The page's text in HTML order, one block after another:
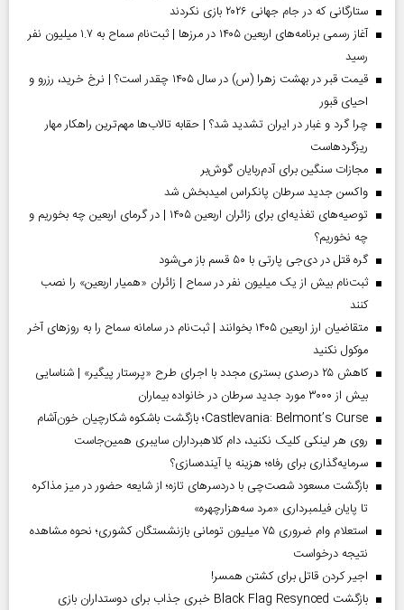
ستارگانی که در جام جهانی ۲۰۲۶ بازی نکردند
آغاز رسمی برنامه‌های اربعین ۱۴۰۵ در مرز‌ها | ثبت‌نام سماح به ۱.۷ میلیون نفر
رسید
قیمت قبر در بهشت زهرا (س) در سال ۱۴۰۵ چقدر است؟ | نرخ خرید، رزرو و
احیای قبور
چرا گرد و غبار در ایران تشدید شد؟ | حقابه تالاب‌ها مهم‌ترین راهکار مهار
ریزگردهاست
مجازات سنگین برای آدم‌ربایان گوش‌بر
واکسن جدید سرطان پانکراس امیدبخش شد
توصیه‌های تغذیه‌ای برای زائران اربعین ۱۴۰۵ | در گرمای اربعین چه بخوریم و
چه نخوریم؟
گره قتل در دی‌جی پارتی با ۵۰ قسم باز می‌شود
ثبت‌نام بیش از یک میلیون نفر در سماح | زائران «همیار اربعین» را نصب
کنند
متقاضیان ارز اربعین ۱۴۰۵ بخوانند | ثبت‌نام در سامانه سماح را به روز‌های آخر
موکول نکنید
کاهش ۲۵ درصدی بستری مجدد با اجرای طرح «پرستار پیگیر» | شناسایی
بیش از ۳۰۰۰ مورد جدید سرطان در خانواده بیماران
Castlevania: Belmont’s Curse؛ بازگشت باشکوه شکارچیان خون‌آشام
روی هر لینکی کلیک نکنید، دام کلاهبرداران سایبری همین‌جاست
سرمایه‌گذاری برای رفاه؛ هزینه یا آینده‌سازی؟
بازگشت مسعود شصت‌چی با دردسر‌های تازه؛ از شایعه حضور در میز مذاکره
تا پایان فیلمبرداری «مرد سه‌هزارچهره»
استعلام وام ضروری ۷۵ میلیون تومانی بازنشستگان کشوری؛ نحوه مشاهده
نتیجه درخواست
اجیر کردن قاتل برای کشتن همسر!
بازگشت Black Flag Resynced خبری جذاب برای دوستداران بازی